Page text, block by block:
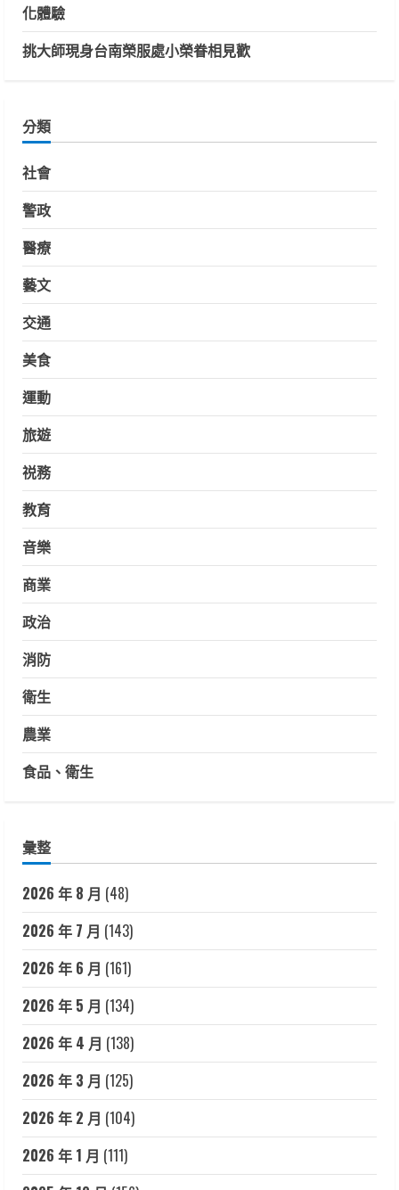
化體驗
挑大師現身台南榮服處小榮眷相見歡
分類
社會
警政
醫療
藝文
交通
美食
運動
旅遊
祱務
教育
音樂
商業
政治
消防
衛生
農業
食品、衛生
彙整
2026 年 8 月 (48)
2026 年 7 月 (143)
2026 年 6 月 (161)
2026 年 5 月 (134)
2026 年 4 月 (138)
2026 年 3 月 (125)
2026 年 2 月 (104)
2026 年 1 月 (111)